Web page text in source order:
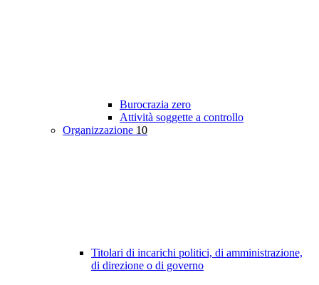
Burocrazia zero
Attività soggette a controllo
Organizzazione 10
Titolari di incarichi politici, di amministrazione,
di direzione o di governo